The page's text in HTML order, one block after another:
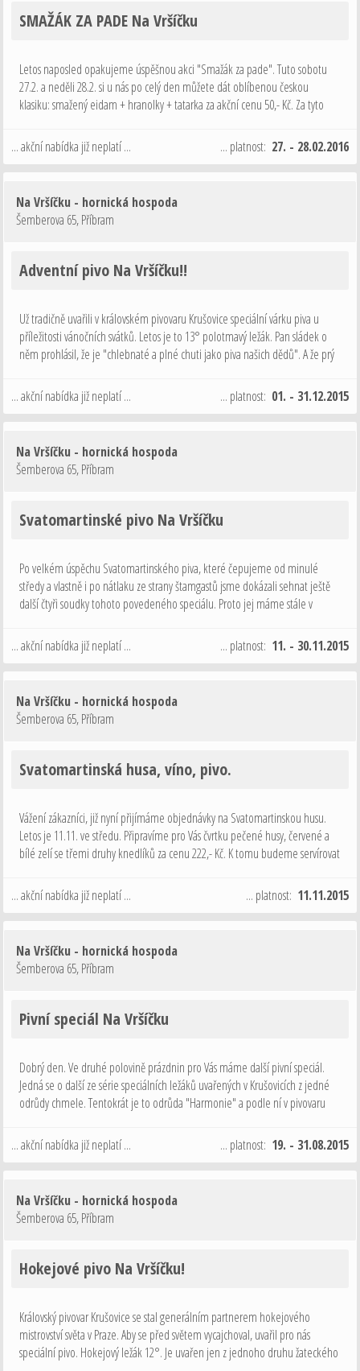
SMAŽÁK ZA PADE Na Vršíčku
Letos naposled opakujeme úspěšnou akci "Smažák za pade". Tuto sobotu
27.2. a neděli 28.2. si u nás po celý den můžete dát oblíbenou českou
klasiku: smažený eidam + hranolky + tatarka za akční cenu 50,- Kč. Za tyto
... akční nabídka již neplatí ...
... platnost: 27. - 28.02.2016
Na Vršíčku - hornická hospoda
Šemberova 65,Příbram
Adventní pivo Na Vršíčku!!
Už tradičně uvařili v královském pivovaru Krušovice speciální várku piva u
příležitosti vánočních svátků. Letos je to 13° polotmavý ležák. Pan sládek o
něm prohlásil, že je "chlebnaté a plné chuti jako piva našich dědů". A že prý
... akční nabídka již neplatí ...
... platnost: 01. - 31.12.2015
Na Vršíčku - hornická hospoda
Šemberova 65,Příbram
Svatomartinské pivo Na Vršíčku
Po velkém úspěchu Svatomartinského piva, které čepujeme od minulé
středy a vlastně i po nátlaku ze strany štamgastů jsme dokázali sehnat ještě
další čtyři soudky tohoto povedeného speciálu. Proto jej máme stále v
někomu …
... akční nabídka již neplatí ... ... platnost: 11. - 30.11.2015
Na Vršíčku - hornická hospoda
Šemberova 65,Příbram
Svatomartinská husa, víno, pivo.
Vážení zákazníci, již nyní přijímáme objednávky na Svatomartinskou husu.
Letos je 11.11. ve středu. Připravíme pro Vás čvrtku pečené husy, červené a
bílé zelí se třemi druhy knedlíků za cenu 222,- Kč. K tomu budeme servírovat
... akční nabídka již neplatí ...
... platnost: 11.11.2015
Na Vršíčku - hornická hospoda
Šemberova 65,Příbram
Pivní speciál Na Vršíčku
Dobrý den. Ve druhé polovině prázdnin pro Vás máme další pivní speciál.
Jedná se o další ze série speciálních ležáků uvařených v Krušovicích z jedné
odrůdy chmele. Tentokrát je to odrůda "Harmonie" a podle ní v pivovaru
... akční nabídka již neplatí ...
... platnost: 19. - 31.08.2015
Na Vršíčku - hornická hospoda
Šemberova 65,Příbram
Hokejové pivo Na Vršíčku!
Královský pivovar Krušovice se stal generálním partnerem hokejového
mistrovství světa v Praze. Aby se před světem vycajchoval, uvařil pro nás
speciální pivo. Hokejový ležák 12°. Je uvařen jen z jednoho druhu žateckého